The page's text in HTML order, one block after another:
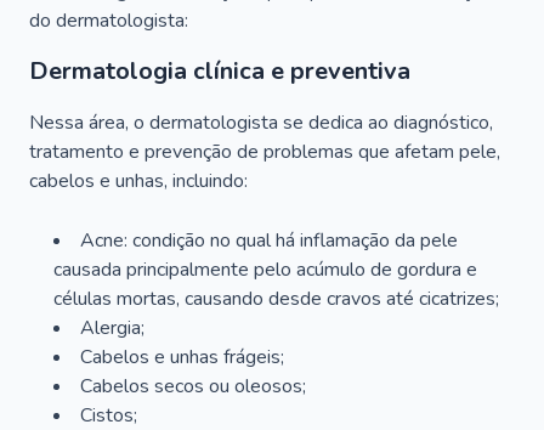
do dermatologista:
Dermatologia clínica e preventiva
Nessa área, o dermatologista se dedica ao diagnóstico,
tratamento e prevenção de problemas que afetam pele,
cabelos e unhas, incluindo:
Acne: condição no qual há inflamação da pele
causada principalmente pelo acúmulo de gordura e
células mortas, causando desde cravos até cicatrizes;
Alergia;
Cabelos e unhas frágeis;
Cabelos secos ou oleosos;
Cistos;